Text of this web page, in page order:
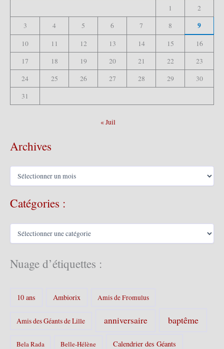
1
2
3
4 5 6 7 8 9
10 11 12 13 14 15
16
17
18 19 20 21 22
23
24
25 26 27 28 29
30
31
« Juil
Archives
h
s
Catégories :
C
g
Nuage d’étiquettes :
10 ans Ambiorix Amis de Fromulus
Amis des Géants de Lille anniversaire baptême
Bela Rada Belle-Hélène Calendrier des Géants